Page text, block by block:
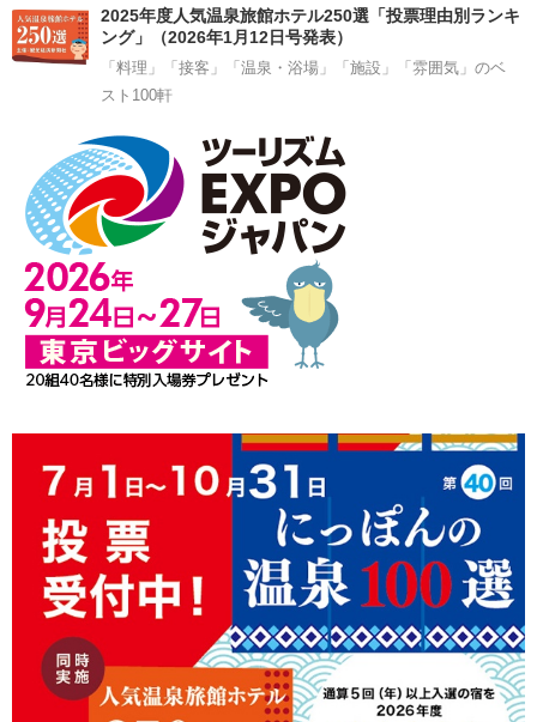
2025年度人気温泉旅館ホテル250選「投票理由別ランキ
ング」（2026年1月12日号発表）
「料理」「接客」「温泉・浴場」「施設」「雰囲気」のベ
スト100軒